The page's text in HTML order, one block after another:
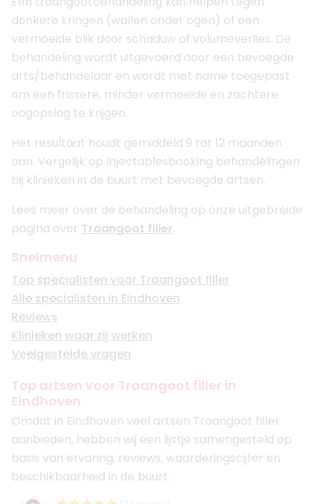
donkere kringen (wallen onder ogen) of een
vermoeide blik door schaduw of volumeverlies. De
behandeling wordt uitgevoerd door een bevoegde
arts/behandelaar en wordt met name toegepast
om een frissere, minder vermoeide en zachtere
oogopslag te krijgen.
Het resultaat houdt gemiddeld 9 tot 12 maanden
aan. Vergelijk op Injectablesbooking behandelingen
bij klinieken in de buurt met bevoegde artsen.
Lees meer over de behandeling op onze uitgebreide
pagina over Traangoot filler.
Snelmenu
Top specialisten voor Traangoot filler
Alle specialisten in Eindhoven
Reviews
Klinieken waar zij werken
Veelgestelde vragen
Top artsen voor Traangoot filler in
Eindhoven
Omdat in Eindhoven veel artsen Traangoot filler
aanbieden, hebben wij een lijstje samengesteld op
basis van ervaring, reviews, waarderingscijfer en
beschikbaarheid in de buurt.